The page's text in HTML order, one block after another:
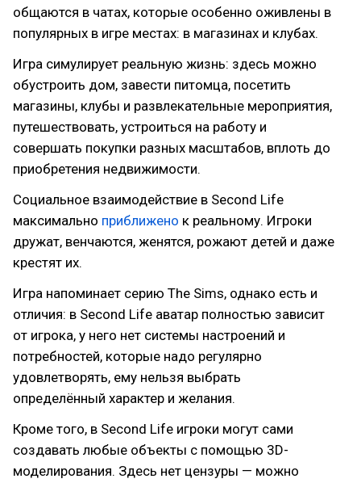
общаются в чатах, которые особенно оживлены в
популярных в игре местах: в магазинах и клубах.
Игра симулирует реальную жизнь: здесь можно
обустроить дом, завести питомца, посетить
магазины, клубы и развлекательные мероприятия,
путешествовать, устроиться на работу и
совершать покупки разных масштабов, вплоть до
приобретения недвижимости.
Социальное взаимодействие в Second Life
максимально приближено к реальному. Игроки
дружат, венчаются, женятся, рожают детей и даже
крестят их.
Игра напоминает серию The Sims, однако есть и
отличия: в Second Life аватар полностью зависит
от игрока, у него нет системы настроений и
потребностей, которые надо регулярно
удовлетворять, ему нельзя выбрать
определённый характер и желания.
Кроме того, в Second Life игроки могут сами
создавать любые объекты с помощью 3D-
моделирования. Здесь нет цензуры — можно